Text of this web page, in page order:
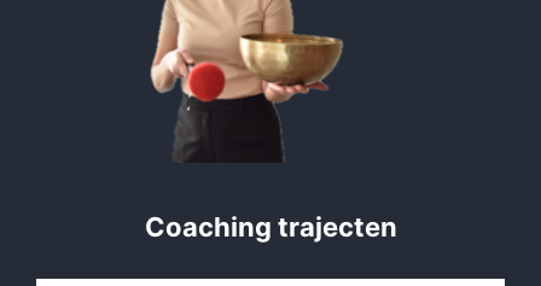
Coaching trajecten